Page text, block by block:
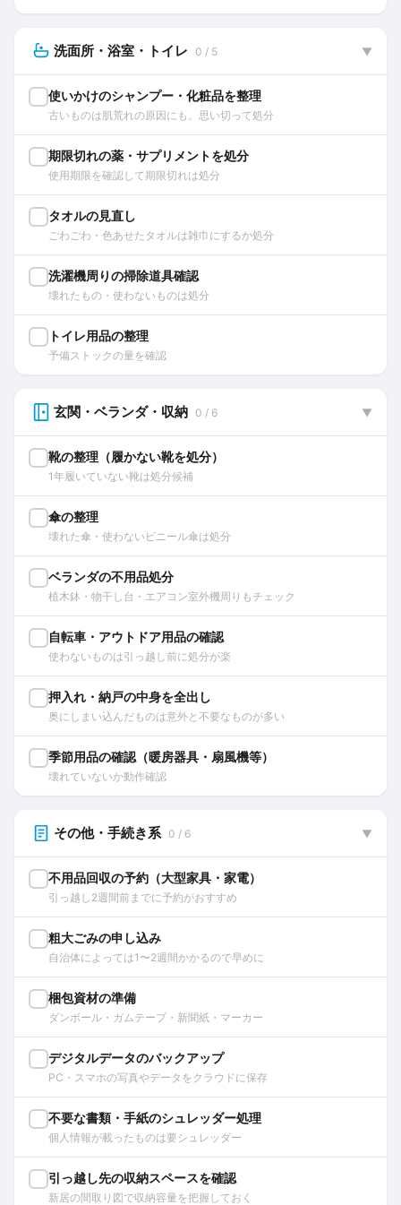
洗面所・浴室・トイレ 0 / 5 ▼
使いかけのシャンプー・化粧品を整理
古いものは肌荒れの原因にも。思い切って処分
期限切れの薬・サプリメントを処分
使用期限を確認して期限切れは処分
タオルの見直し
ごわごわ・色あせたタオルは雑巾にするか処分
洗濯機周りの掃除道具確認
壊れたもの・使わないものは処分
トイレ用品の整理
予備ストックの量を確認
玄関・ベランダ・収納 0 / 6 ▼
靴の整理（履かない靴を処分）
1年履いていない靴は処分候補
傘の整理
壊れた傘・使わないビニール傘は処分
ベランダの不用品処分
植木鉢・物干し台・エアコン室外機周りもチェック
自転車・アウトドア用品の確認
使わないものは引っ越し前に処分が楽
押入れ・納戸の中身を全出し
奥にしまい込んだものは意外と不要なものが多い
季節用品の確認（暖房器具・扇風機等）
壊れていないか動作確認
その他・手続き系 0 / 6 ▼
不用品回収の予約（大型家具・家電）
引っ越し2週間前までに予約がおすすめ
粗大ごみの申し込み
自治体によっては1〜2週間かかるので早めに
梱包資材の準備
ダンボール・ガムテープ・新聞紙・マーカー
デジタルデータのバックアップ
PC・スマホの写真やデータをクラウドに保存
不要な書類・手紙のシュレッダー処理
個人情報が載ったものは要シュレッダー
引っ越し先の収納スペースを確認
新居の間取り図で収納容量を把握しておく